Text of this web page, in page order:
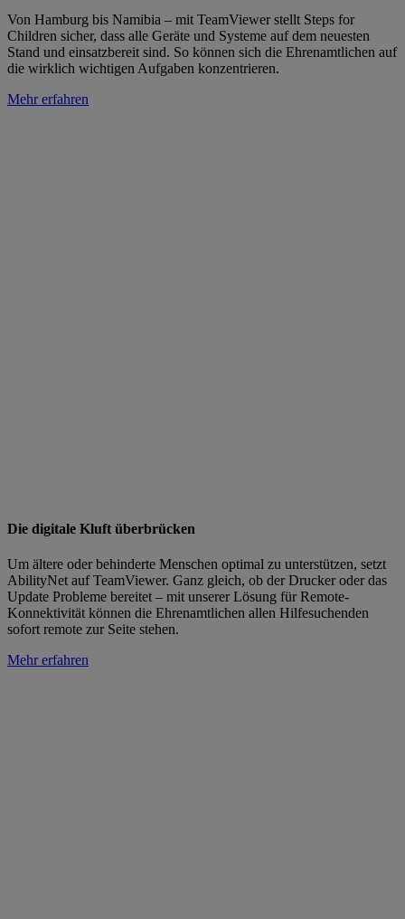
Von Hamburg bis Namibia – mit TeamViewer stellt Steps for
Children sicher, dass alle Geräte und Systeme auf dem neuesten
Stand und einsatzbereit sind. So können sich die Ehrenamtlichen auf
die wirklich wichtigen Aufgaben konzentrieren.
Mehr erfahren
Die digitale Kluft überbrücken
Um ältere oder behinderte Menschen optimal zu unterstützen, setzt
AbilityNet auf TeamViewer. Ganz gleich, ob der Drucker oder das
Update Probleme bereitet – mit unserer Lösung für Remote-
Konnektivität können die Ehrenamtlichen allen Hilfesuchenden
sofort remote zur Seite stehen.
Mehr erfahren